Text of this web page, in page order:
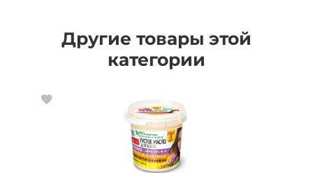
Другие товары этой
категории